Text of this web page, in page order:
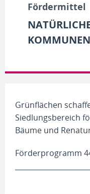
Fördermittel
KOMMUNEN
Grünflächen
Siedlungsbereich
Bäume und
Förderprogramm